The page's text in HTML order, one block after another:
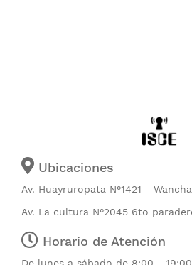
Ubicaciones
Av. Huayruropata N°1421 -
Av. La cultura N°2045 6to
Horario de Atención